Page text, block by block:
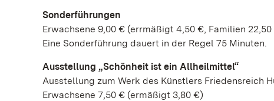
Sonderführungen
Erwachsene 9,00 € (errmäßigt 4,50 €, Familien
Eine Sonderführung dauert in der Regel 75 Minuten.
Ausstellung „Schönheit ist ein Allheilmittel“
Ausstellung zum Werk des Künstlers Friedensreich
Erwachsene 7,50 € (ermäßigt 3,80 €)